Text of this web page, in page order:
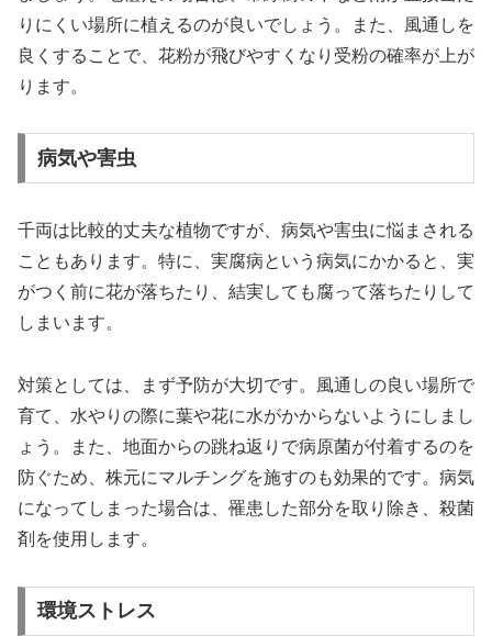
りにくい場所に植えるのが良いでしょう。また、風通しを
良くすることで、花粉が飛びやすくなり受粉の確率が上が
ります。
病気や害虫
千両は比較的丈夫な植物ですが、病気や害虫に悩まされる
こともあります。特に、実腐病という病気にかかると、実
がつく前に花が落ちたり、結実しても腐って落ちたりして
しまいます。
対策としては、まず予防が大切です。風通しの良い場所で
育て、水やりの際に葉や花に水がかからないようにしまし
ょう。また、地面からの跳ね返りで病原菌が付着するのを
防ぐため、株元にマルチングを施すのも効果的です。病気
になってしまった場合は、罹患した部分を取り除き、殺菌
剤を使用します。
環境ストレス